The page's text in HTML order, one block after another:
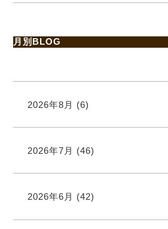
月別BLOG
2026年8月 (6)
2026年7月 (46)
2026年6月 (42)